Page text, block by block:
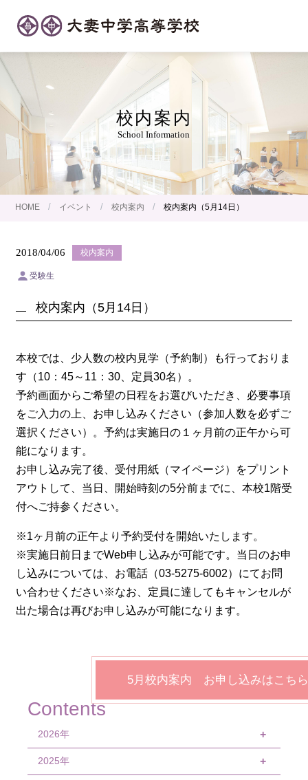
校内案内
School Information
HOME / イベント / 校内案内 / 校内案内（5月14日）
Contents
2026年 +
7月
2025年 +
2018/04/06 校内案内
受験生
校内案内（5月14日）
本校では、少人数の校内見学（予約制）も行っておりま
す（10：45～11：30、定員30名）。
予約画面からご希望の日程をお選びいただき、必要事項
をご入力の上、お申し込みください（参加人数を必ずご
選択ください）。予約は実施日の１ヶ月前の正午から可
能になります。
お申し込み完了後、受付用紙（マイページ）をプリント
アウトして、当日、開始時刻の5分前までに、本校1階受
付へご持参ください。
※1ヶ月前の正午より予約受付を開始いたします。
※実施日前日までWeb申し込みが可能です。当日のお申
し込みについては、お電話（03-5275-6002）にてお問
い合わせください※なお、定員に達してもキャンセルが
出た場合は再びお申し込みが可能になります。
5月校内案内 お申し込みはこち